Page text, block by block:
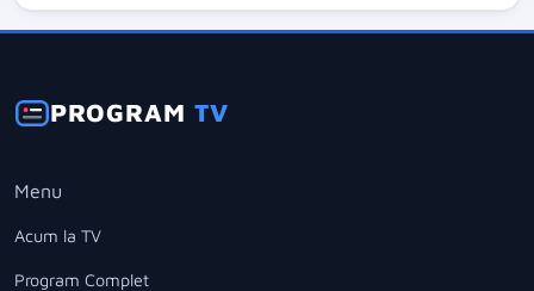
PROGRAMTV
Menu
Acum la TV
Program Complet